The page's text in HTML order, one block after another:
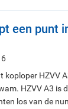
een punt
koploper HZVV
HZVV A3 is
los van de